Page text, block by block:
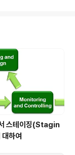
스테이징(Stagin
하여